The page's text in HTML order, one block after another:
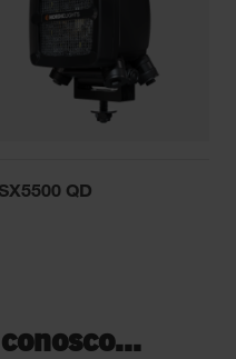
QD